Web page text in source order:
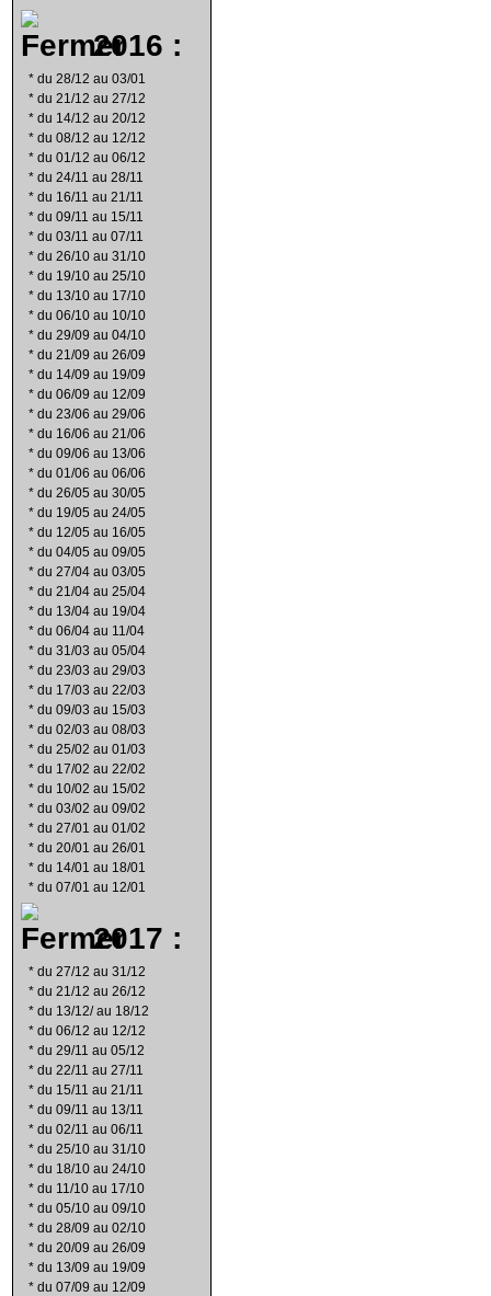
2016 :
* du 28/12 au 03/01
* du 21/12 au 27/12
* du 14/12 au 20/12
* du 08/12 au 12/12
* du 01/12 au 06/12
* du 24/11 au 28/11
* du 16/11 au 21/11
* du 09/11 au 15/11
* du 03/11 au 07/11
* du 26/10 au 31/10
* du 19/10 au 25/10
* du 13/10 au 17/10
* du 06/10 au 10/10
* du 29/09 au 04/10
* du 21/09 au 26/09
* du 14/09 au 19/09
* du 06/09 au 12/09
* du 23/06 au 29/06
* du 16/06 au 21/06
* du 09/06 au 13/06
* du 01/06 au 06/06
* du 26/05 au 30/05
* du 19/05 au 24/05
* du 12/05 au 16/05
* du 04/05 au 09/05
* du 27/04 au 03/05
* du 21/04 au 25/04
* du 13/04 au 19/04
* du 06/04 au 11/04
* du 31/03 au 05/04
* du 23/03 au 29/03
* du 17/03 au 22/03
* du 09/03 au 15/03
* du 02/03 au 08/03
* du 25/02 au 01/03
* du 17/02 au 22/02
* du 10/02 au 15/02
* du 03/02 au 09/02
* du 27/01 au 01/02
* du 20/01 au 26/01
* du 14/01 au 18/01
* du 07/01 au 12/01
2017 :
* du 27/12 au 31/12
* du 21/12 au 26/12
* du 13/12/ au 18/12
* du 06/12 au 12/12
* du 29/11 au 05/12
* du 22/11 au 27/11
* du 15/11 au 21/11
* du 09/11 au 13/11
* du 02/11 au 06/11
* du 25/10 au 31/10
* du 18/10 au 24/10
* du 11/10 au 17/10
* du 05/10 au 09/10
* du 28/09 au 02/10
* du 20/09 au 26/09
* du 13/09 au 19/09
* du 07/09 au 12/09